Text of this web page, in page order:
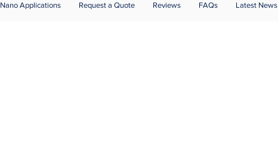
Nano Applications Request a Quote Reviews FAQs Latest News